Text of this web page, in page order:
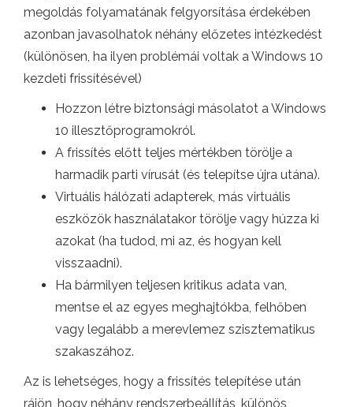
megoldás folyamatának felgyorsítása érdekében
azonban javasolhatok néhány előzetes intézkedést
(különösen, ha ilyen problémái voltak a Windows 10
kezdeti frissítésével)
Hozzon létre biztonsági másolatot a Windows
10 illesztőprogramokról.
A frissítés előtt teljes mértékben törölje a
harmadik parti vírusát (és telepítse újra utána).
Virtuális hálózati adapterek, más virtuális
eszközök használatakor törölje vagy húzza ki
azokat (ha tudod, mi az, és hogyan kell
visszaadni).
Ha bármilyen teljesen kritikus adata van,
mentse el az egyes meghajtókba, felhőben
vagy legalább a merevlemez szisztematikus
szakaszához.
Az is lehetséges, hogy a frissítés telepítése után
rájön, hogy néhány rendszerbeállítás, különös